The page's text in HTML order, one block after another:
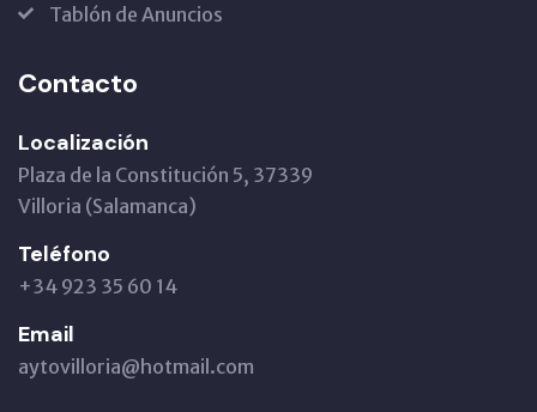
Tablón de Anuncios
Contacto
Localización
Plaza de la Constitución 5, 37339
Villoria (Salamanca)
Teléfono
+34 923 35 60 14
Email
aytovilloria@hotmail.com